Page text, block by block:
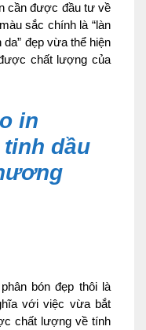
cần được đầu tư về
sắc chính là “làn
da” đẹp vừa thể hiện
chất lượng của
in
dầu
bón đẹp thôi là
với việc vừa bắt
chất lượng về tính